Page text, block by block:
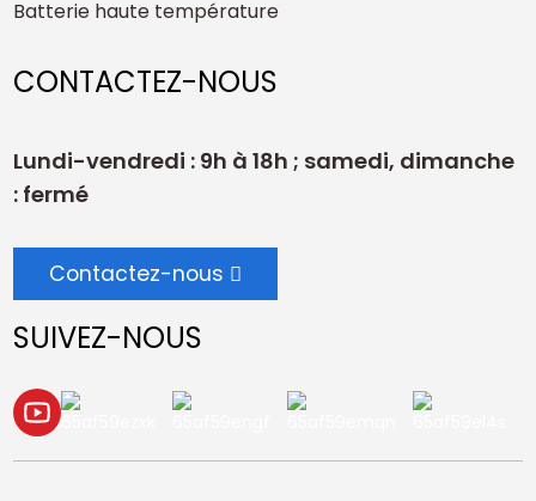
Batterie haute température
CONTACTEZ-NOUS
Lundi-vendredi : 9h à 18h ; samedi, dimanche
: fermé
Contactez-nous
SUIVEZ-NOUS